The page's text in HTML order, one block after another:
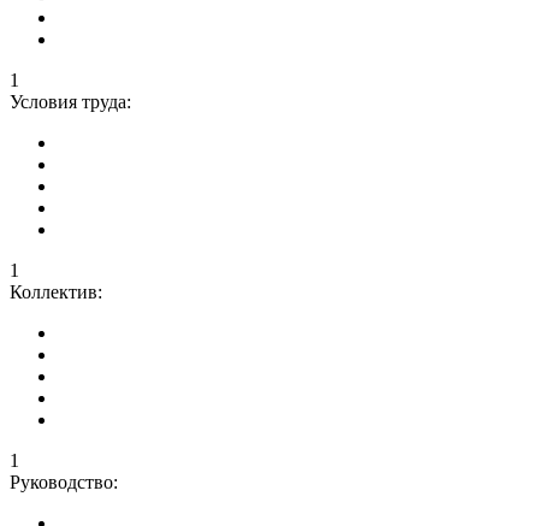
1
Условия труда:
1
Коллектив:
1
Руководство: